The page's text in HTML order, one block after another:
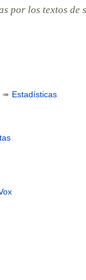
por los textos de
➠ Estadísticas